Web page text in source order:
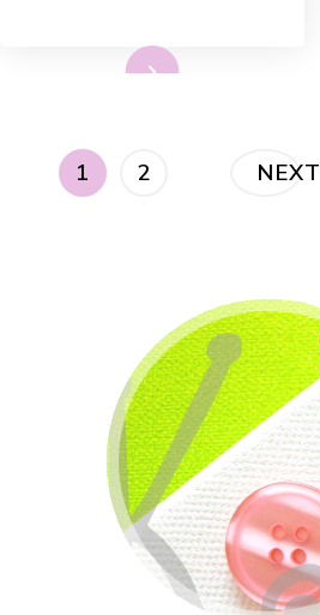
Pagination
publications
PAGE
1 PAGE
2 NEXT